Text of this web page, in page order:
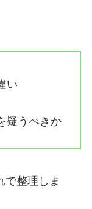
い
疑うべきか
整理しま